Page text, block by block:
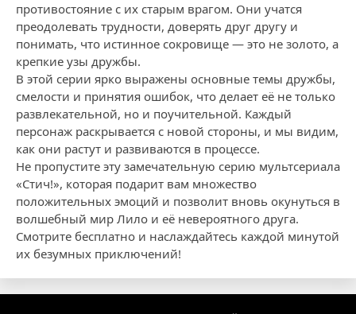
противостояние с их старым врагом. Они учатся
преодолевать трудности, доверять друг другу и
понимать, что истинное сокровище — это не золото, а
крепкие узы дружбы.
В этой серии ярко выражены основные темы дружбы,
смелости и принятия ошибок, что делает её не только
развлекательной, но и поучительной. Каждый
персонаж раскрывается с новой стороны, и мы видим,
как они растут и развиваются в процессе.
Не пропустите эту замечательную серию мультсериала
«Стич!», которая подарит вам множество
положительных эмоций и позволит вновь окунуться в
волшебный мир Лило и её невероятного друга.
Смотрите бесплатно и наслаждайтесь каждой минутой
их безумных приключений!